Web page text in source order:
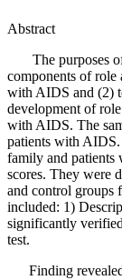
Abstract
The purposes of
components of role
with AIDS and (2)
development of
with AIDS. The
patients with AIDS.
family and patients
scores. They were
and control groups
included: 1)
significantly
test.
Finding revealed